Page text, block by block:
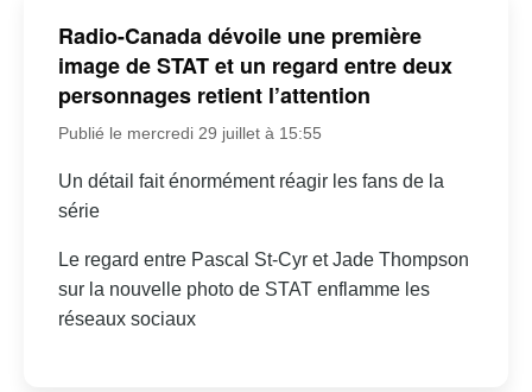
Radio-Canada dévoile une première
image de STAT et un regard entre deux
personnages retient l’attention
Publié le mercredi 29 juillet à 15:55
Un détail fait énormément réagir les fans de la
série
Le regard entre Pascal St-Cyr et Jade Thompson
sur la nouvelle photo de STAT enflamme les
réseaux sociaux